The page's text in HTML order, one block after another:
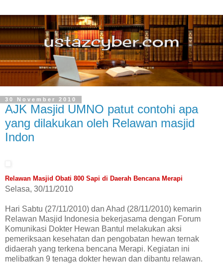
30 November 2010
AJK Masjid UMNO patut contohi apa
yang dilakukan oleh Relawan masjid
Indon
Relawan Masjid Obati 800 Sapi di Daerah Bencana Merapi
Selasa, 30/11/2010
Hari Sabtu (27/11/2010) dan Ahad (28/11/2010) kemarin
Relawan Masjid Indonesia bekerjasama dengan Forum
Komunikasi Dokter Hewan Bantul melakukan aksi
pemeriksaan kesehatan dan pengobatan hewan ternak
didaerah yang terkena bencana Merapi. Kegiatan ini
melibatkan 9 tenaga dokter hewan dan dibantu relawan.